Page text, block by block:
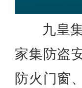
九皇
家集防盗
防火门窗